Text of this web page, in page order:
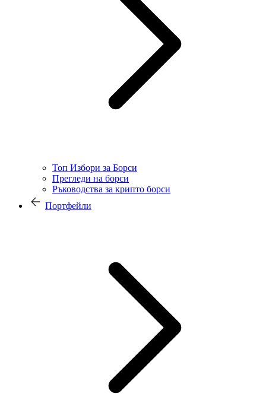
Топ Избори за Борси
Прегледи на борси
Ръководства за крипто борси
Портфейли